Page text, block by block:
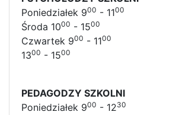
Poniedziałek 900 - 1100
Środa 1000 - 1500
Czwartek 900 - 1100
1300 - 1500
PEDAGODZY SZKOLNI
Poniedziałek 900 - 1230